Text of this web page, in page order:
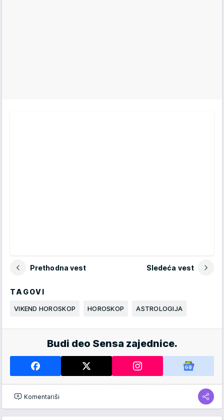
Prethodna vest Sledeća vest
TAGOVI
VIKEND HOROSKOP HOROSKOP ASTROLOGIJA
Budi deo Sensa zajednice.
Komentariši